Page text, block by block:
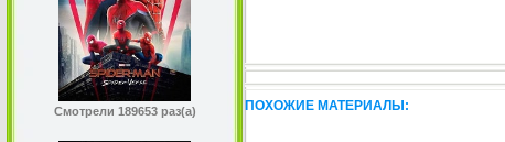
Смотрели 189653 раз(а) ПОХОЖИЕ МАТЕРИАЛЫ: